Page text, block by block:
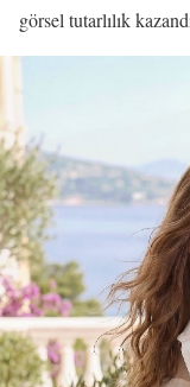
görsel tutarlılık